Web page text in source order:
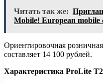
Читать так же:
Mobile! European mobile
Ориентировочная
составляет 14 100 рублей.
Характеристика ProLite